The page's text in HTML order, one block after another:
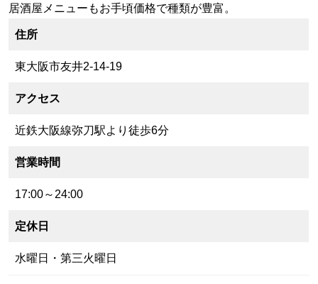
居酒屋メニューもお手頃価格で種類が豊富。
住所
東大阪市友井2-14-19
アクセス
近鉄大阪線弥刀駅より徒歩6分
営業時間
17:00～24:00
定休日
水曜日・第三火曜日